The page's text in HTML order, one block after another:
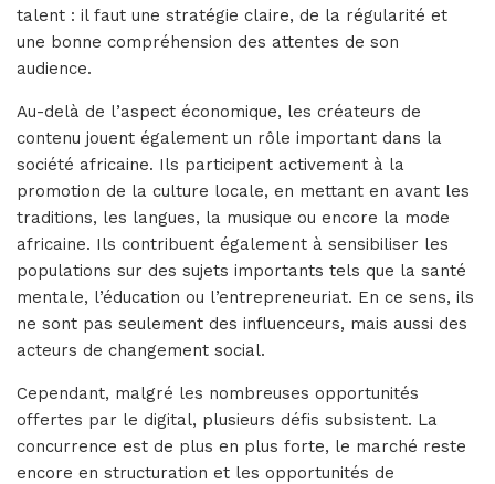
talent : il faut une stratégie claire, de la régularité et
une bonne compréhension des attentes de son
audience.
Au-delà de l’aspect économique, les créateurs de
contenu jouent également un rôle important dans la
société africaine. Ils participent activement à la
promotion de la culture locale, en mettant en avant les
traditions, les langues, la musique ou encore la mode
africaine. Ils contribuent également à sensibiliser les
populations sur des sujets importants tels que la santé
mentale, l’éducation ou l’entrepreneuriat. En ce sens, ils
ne sont pas seulement des influenceurs, mais aussi des
acteurs de changement social.
Cependant, malgré les nombreuses opportunités
offertes par le digital, plusieurs défis subsistent. La
concurrence est de plus en plus forte, le marché reste
encore en structuration et les opportunités de